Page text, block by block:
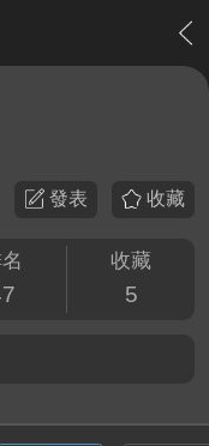
Premiere
收藏
發表
收藏
5